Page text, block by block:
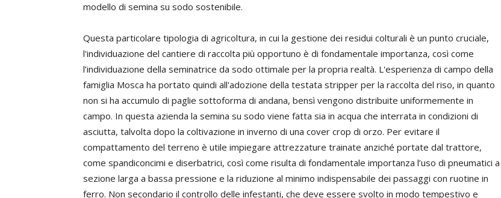
modello di semina su sodo sostenibile.
Questa particolare tipologia di agricoltura, in cui la gestione dei residui colturali è un punto cruciale,
l'individuazione del cantiere di raccolta più opportuno è di fondamentale importanza, così come
l’individuazione della seminatrice da sodo ottimale per la propria realtà. L'esperienza di campo della
famiglia Mosca ha portato quindi all'adozione della testata stripper per la raccolta del riso, in quanto
non si ha accumulo di paglie sottoforma di andana, bensì vengono distribuite uniformemente in
campo. In questa azienda la semina su sodo viene fatta sia in acqua che interrata in condizioni di
asciutta, talvolta dopo la coltivazione in inverno di una cover crop di orzo. Per evitare il
compattamento del terreno è utile impiegare attrezzature trainate anziché portate dal trattore,
come spandiconcimi e diserbatrici, così come risulta di fondamentale importanza l’uso di pneumatici a
sezione larga a bassa pressione e la riduzione al minimo indispensabile dei passaggi con ruotine in
ferro. Non secondario il controllo delle infestanti, che deve essere svolto in modo tempestivo e